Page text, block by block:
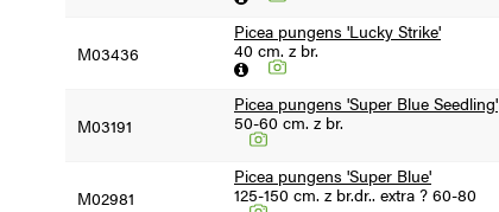
M03436
Picea pungens 'Lucky Strike'
40 cm. z br.
M03191
Picea pungens 'Super Blue Seedling'
50-60 cm. z br.
M02981
Picea pungens 'Super Blue'
125-150 cm. z br.dr.. extra ? 60-80